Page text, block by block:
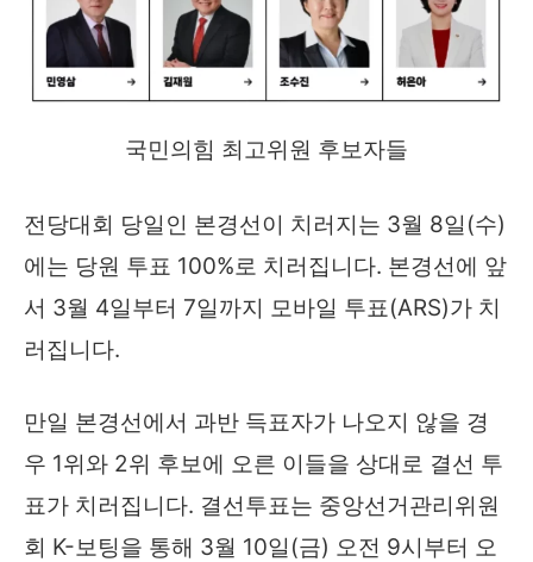
국민의힘 최고위원 후보자들
전당대회 당일인 본경선이 치러지는 3월 8일(수)
에는 당원 투표 100%로 치러집니다. 본경선에 앞
서 3월 4일부터 7일까지 모바일 투표(ARS)가 치
러집니다.
만일 본경선에서 과반 득표자가 나오지 않을 경
우 1위와 2위 후보에 오른 이들을 상대로 결선 투
표가 치러집니다. 결선투표는 중앙선거관리위원
회 K-보팅을 통해 3월 10일(금) 오전 9시부터 오